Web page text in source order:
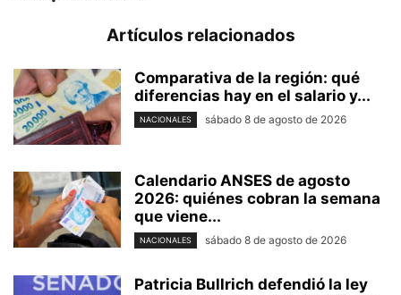
Artículos relacionados
Comparativa de la región: qué
diferencias hay en el salario y...
NACIONALES sábado 8 de agosto de 2026
Calendario ANSES de agosto
2026: quiénes cobran la semana
que viene...
NACIONALES sábado 8 de agosto de 2026
Patricia Bullrich defendió la ley